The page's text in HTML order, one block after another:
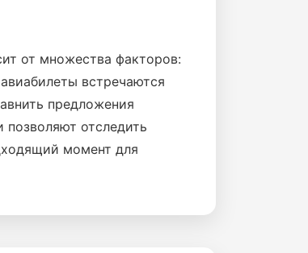
от множества факторов:
встречаются
предложения
отследить
момент для